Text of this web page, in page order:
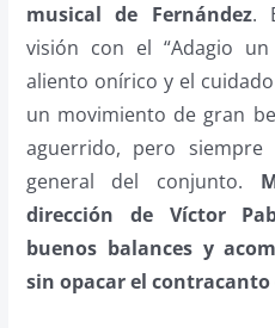
musical de Fernández.
visión con el “Adagio
aliento onírico y el
un movimiento de gran
aguerrido, pero
general del conjunto.
dirección de Víctor
buenos balances y
sin opacar el contracanto